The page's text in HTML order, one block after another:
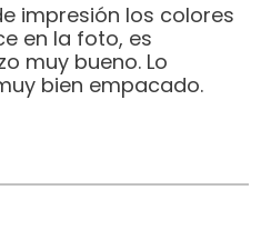
impresión los colores
en la foto, es
muy bueno. Lo
bien empacado.